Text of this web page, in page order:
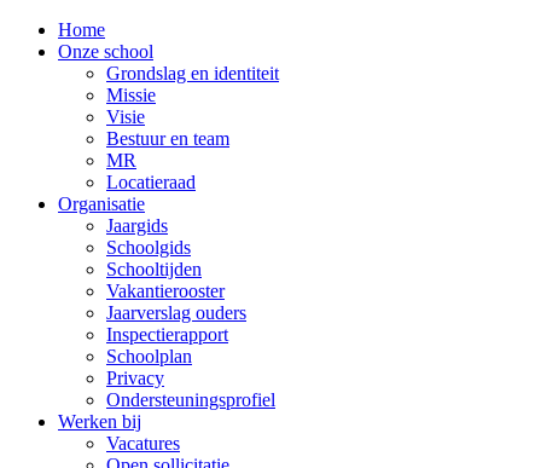
Home
Onze school
Grondslag en identiteit
Missie
Visie
Bestuur en team
MR
Locatieraad
Organisatie
Jaargids
Schoolgids
Schooltijden
Vakantierooster
Jaarverslag ouders
Inspectierapport
Schoolplan
Privacy
Ondersteuningsprofiel
Werken bij
Vacatures